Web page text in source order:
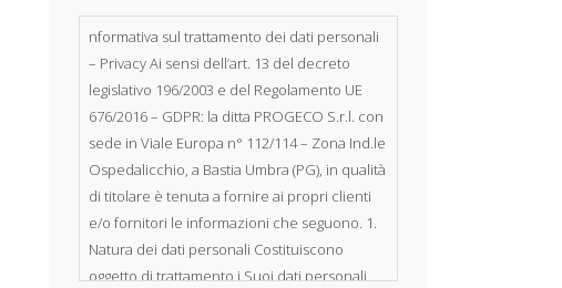
nformativa sul trattamento dei dati personali
– Privacy Ai sensi dell’art. 13 del decreto
legislativo 196/2003 e del Regolamento UE
676/2016 – GDPR: la ditta PROGECO S.r.l. con
sede in Viale Europa n° 112/114 – Zona Ind.le
Ospedalicchio, a Bastia Umbra (PG), in qualità
di titolare è tenuta a fornire ai propri clienti
e/o fornitori le informazioni che seguono. 1.
Natura dei dati personali Costituiscono
oggetto di trattamento i Suoi dati personali,